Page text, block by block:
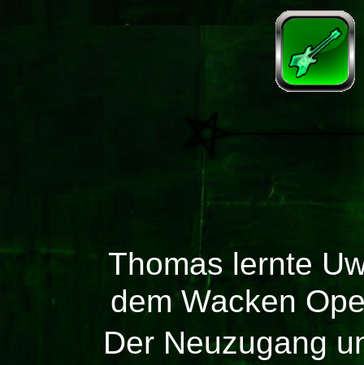
Thomas lernte
dem Wacken
Der Neuzugang